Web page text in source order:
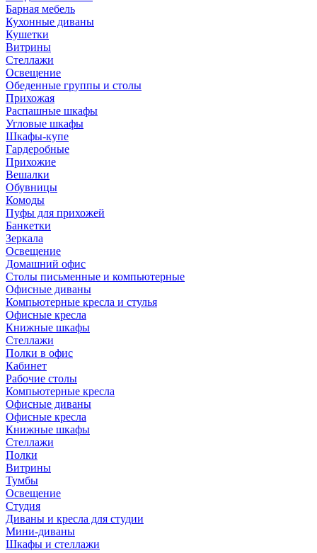
Барная мебель
Кухонные диваны
Кушетки
Витрины
Стеллажи
Освещение
Обеденные группы и столы
Прихожая
Распашные шкафы
Угловые шкафы
Шкафы-купе
Гардеробные
Прихожие
Вешалки
Обувницы
Комоды
Пуфы для прихожей
Банкетки
Зеркала
Освещение
Домашний офис
Столы письменные и компьютерные
Офисные диваны
Компьютерные кресла и стулья
Офисные кресла
Книжные шкафы
Стеллажи
Полки в офис
Кабинет
Рабочие столы
Компьютерные кресла
Офисные диваны
Офисные кресла
Книжные шкафы
Стеллажи
Полки
Витрины
Тумбы
Освещение
Студия
Диваны и кресла для студии
Мини-диваны
Шкафы и стеллажи